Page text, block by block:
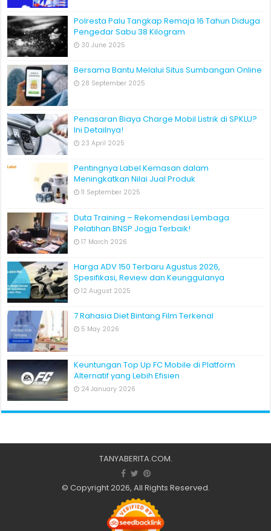
Polresta Palu Tangkap Remaja 16 Tahun Diduga
Pengedar Sabu 38 Kilogram
30 June 2025
Bersama Bantu Melalui Situs Sumbangan Online
28 September 2025
Penasaran Biaya Charge Mobil Listrik di SPKLU?
Ini Detailnya!
23 April 2025
Pentingnya Label Kemasan dalam
Meningkatkan Nilai Jual Produk
11 September 2025
Duta Training – Rekomendasi Lembaga
Pelatihan BNSP Jogja Terbaik!
17 March 2026
Harga ADV 150 Terbaru Agustus 2026,
Spesifikasi, Review dan Keunggulanya
12 August 2025
7 Rahasia Diet Bintang Film Terkenal
5 May 2026
Keuntungan Top Up FC Mobile di Platform
Alternatif yang Lebih Efisien
24 January 2026
TANYABERITA.COM.
© Copyright 2026, All Rights Reserved.